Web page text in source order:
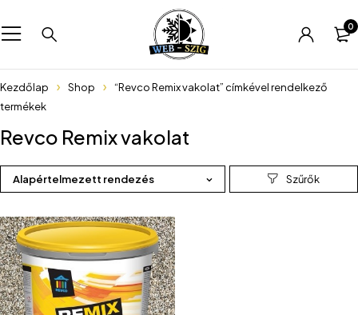
0
Kezdőlap Shop
“Revco Remix vakolat” címkével rendelkező
termékek
Revco Remix vakolat
Alapértelmezett rendezés